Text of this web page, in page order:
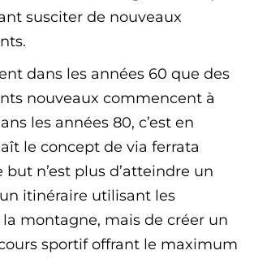
susciter de nouveaux
dans les années 60 que des
nouveaux commencent à
les années 80, c’est en
le concept de via ferrata
n’est plus d’atteindre un
itinéraire utilisant les
la montagne, mais de créer un
sportif offrant le maximum